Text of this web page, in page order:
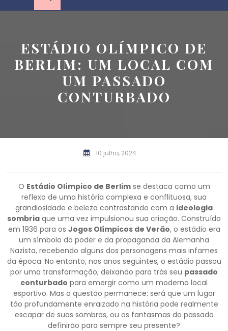
ESTÁDIO OLÍMPICO DE
BERLIM: UM LOCAL COM
UM PASSADO
CONTURBADO
10 julho, 2024
O Estádio Olímpico de Berlimse destaca como um
reflexo de uma história complexa e conflituosa, sua
grandiosidade e beleza contrastando com a ideologia
sombria que uma vez impulsionou sua criação. Construído
em 1936 para os Jogos Olímpicos de Verão, o estádio era
um símbolo do poder e da propaganda da Alemanha
Nazista, recebendo alguns dos personagens mais infames
da época. No entanto, nos anos seguintes, o estádio passou
por uma transformação, deixando para trás seu passado
conturbado para emergir como um moderno local
esportivo. Mas a questão permanece: será que um lugar
tão profundamente enraizado na história pode realmente
escapar de suas sombras, ou os fantasmas do passado
definirão para sempre seu presente?